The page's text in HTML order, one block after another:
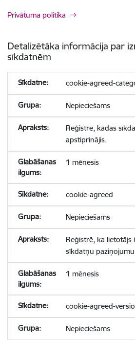
Privātuma politika
Detalizētāka informācija par
sīkdatnēm
cookie-agreed-
Nepieciešams
Reģistrē, kādas
apstiprinājis.
1 mēnesis
cookie-agreed
Nepieciešams
Reģistrē, ka lietotājs
sīkdatņu
1 mēnesis
cookie-agreed-
Nepieciešams